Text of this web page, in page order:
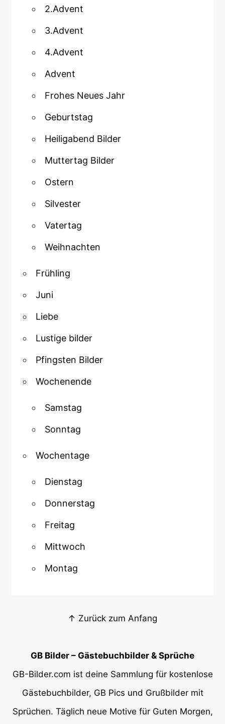
2.Advent
3.Advent
4.Advent
Advent
Frohes Neues Jahr
Geburtstag
Heiligabend Bilder
Muttertag Bilder
Ostern
Silvester
Vatertag
Weihnachten
Frühling
Juni
Liebe
Lustige bilder
Pfingsten Bilder
Wochenende
Samstag
Sonntag
Wochentage
Dienstag
Donnerstag
Freitag
Mittwoch
Montag
↑ Zurück zum Anfang
GB Bilder – Gästebuchbilder & Sprüche
GB-Bilder.com ist deine Sammlung für kostenlose
Gästebuchbilder, GB Pics und Grußbilder mit
Sprüchen. Täglich neue Motive für Guten Morgen,